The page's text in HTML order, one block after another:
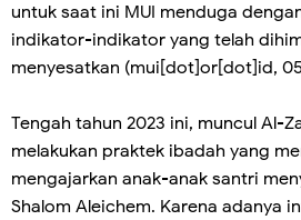
untuk saat ini MUI menduga
indikator-indikator yang telah
menyesatkan (mui[dot]or[dot]id,
Tengah tahun 2023 ini, muncul Al-
melakukan praktek ibadah yang
mengajarkan anak-anak santri
Shalom Aleichem. Karena adanya